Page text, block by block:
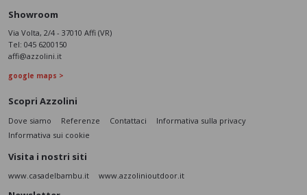
Showroom
Via Volta, 2/4 - 37010 Affi (VR)
Tel: 045 6200150
affi@azzolini.it
google maps >
Scopri Azzolini
Dove siamo Referenze Contattaci
Informativa sulla privacy
Informativa sui cookie
Visita i nostri siti
www.casadelbambu.it www.azzolinioutdoor.it